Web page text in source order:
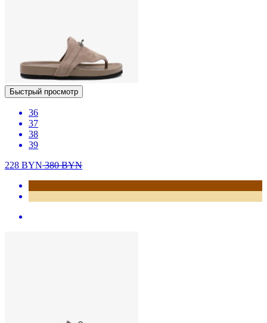
Быстрый просмотр
36
37
38
39
228 BYN380BYN